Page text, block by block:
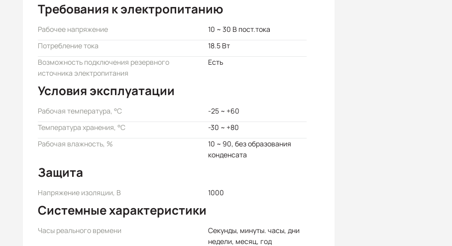
Требования к электропитанию
Рабочее напряжение
10 ~ 30 В пост.тока
Потребление тока
18.5 Вт
Возможность подключения резервного
источника электропитания
Есть
Условия эксплуатации
Рабочая температура, °C
-25 ~ +60
Температура хранения, °C
-30 ~ +80
Рабочая влажность, %
10 ~ 90, без образования
конденсата
Защита
Напряжение изоляции, В 1000
Системные характеристики
Часы реального времени
Секунды, минуты. часы, дни
недели, месяц, год